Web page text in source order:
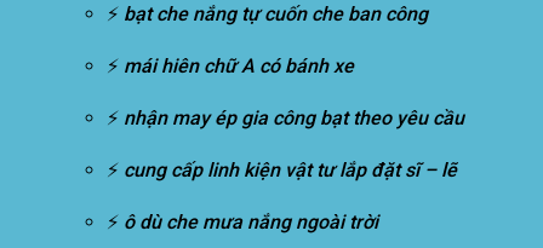
⚡ bạt che nắng tự cuốn che ban công
⚡ mái hiên chữ A có bánh xe
⚡ nhận may ép gia công bạt theo yêu cầu
⚡ cung cấp linh kiện vật tư lắp đặt sĩ – lẽ
⚡ ô dù che mưa nắng ngoài trời